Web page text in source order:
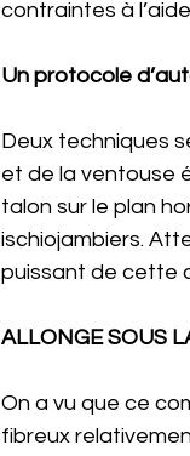
contraintes à
Un protocole
Deux techniques
et de la ventouse
talon sur le plan
ischiojambiers.
puissant de cette
ALLONGE SOUS
On a vu que ce
fibreux